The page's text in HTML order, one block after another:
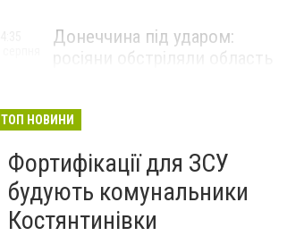
Донеччина під ударом:
росіяни обстріляли область
ТОП НОВИНИ
Фортифікації для ЗСУ
будують комунальники
Костянтинівки